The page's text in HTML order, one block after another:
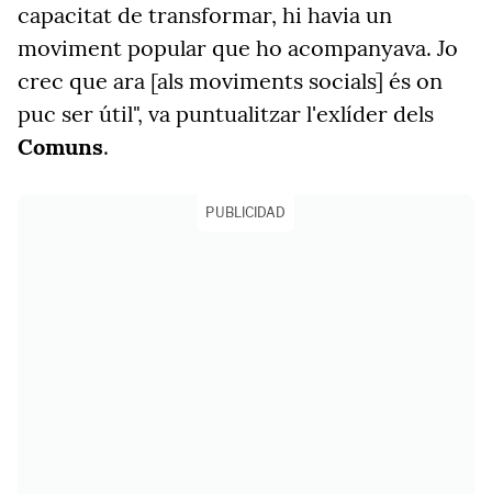
capacitat de transformar, hi havia un
moviment popular que ho acompanyava. Jo
crec que ara [als moviments socials] és on
puc ser útil", va puntualitzar l'exlíder dels
Comuns.
PUBLICIDAD